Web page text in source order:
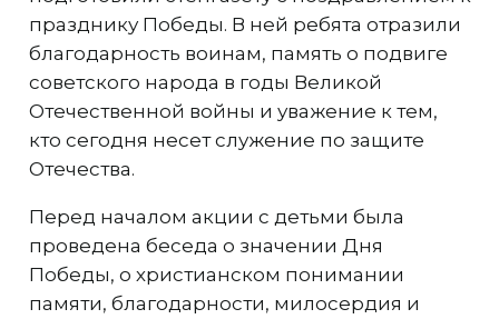
празднику Победы. В ней ребята отразили
благодарность воинам, память о подвиге
советского народа в годы Великой
Отечественной войны и уважение к тем,
кто сегодня несет служение по защите
Отечества.
Перед началом акции с детьми была
проведена беседа о значении Дня
Победы, о христианском понимании
памяти, благодарности, милосердия и